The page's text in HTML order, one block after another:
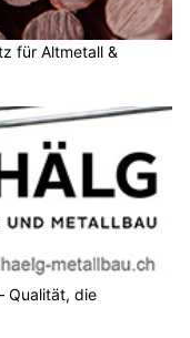
für Altmetall &
Qualität, die